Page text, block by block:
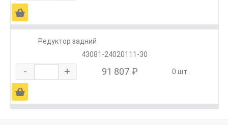
Ä
Редуктор задний
43081-24020111-30
- + 91 807 ₽ 0 шт.
Ä